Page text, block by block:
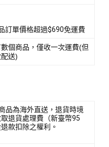
訂單價格超過$690免運費
個商品，僅收一次運費(但
送)
品為海外直送，退貨時境
退貨處理費（新臺幣95
款扣除之權利。